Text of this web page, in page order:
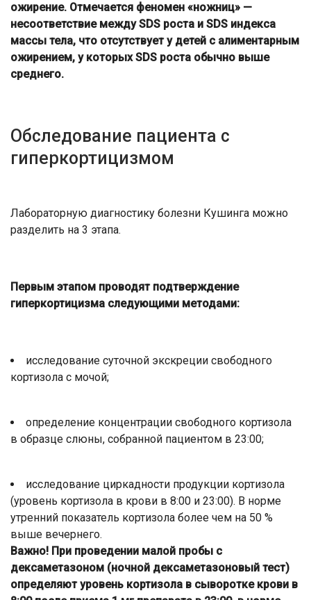
ожирение. Отмечается феномен «ножниц» —
несоответствие между SDS роста и SDS индекса
массы тела, что отсутствует у детей с алиментарным
ожирением, у которых SDS роста обычно выше
среднего.
Обследование пациента с
гиперкортицизмом
Лабораторную диагностику болезни Кушинга можно
разделить на 3 этапа.
Первым этапом проводят подтверждение
гиперкортицизма следующими методами:
исследование суточной экскреции свободного
кортизола с мочой;
определение концентрации свободного кортизола
в образце слюны, собранной пациентом в 23:00;
исследование циркадности продукции кортизола
(уровень кортизола в крови в 8:00 и 23:00). В норме
утренний показатель кортизола более чем на 50 %
выше вечернего.
Важно! При проведении малой пробы с
дексаметазоном (ночной дексаметазоновый тест)
определяют уровень кортизола в сыворотке крови в